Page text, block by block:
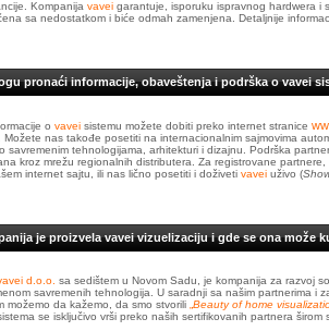
Kompanija vavei garantuje, isporuku ispravnog hardwera i
sa nedostatkom i biće odmah zamenjena. Detaljnije
pronaći informacije, obaveštenja i podrška o vavei
o vavei sistemu možete dobiti preko internet stranice
Možete nas takođe posetiti na internacionalnim sajmovima
savremenim tehnologijama, arhitekturi i dizajnu. Podrška
kroz mrežu regionalnih distributera. Za registrovane
internet sajtu, ili nas lično posetiti i doživeti vavei uživo (
je proizvela vavei vizuelizaciju i gde se ona može
d.o.o. sa sedištem u Novom Sadu, je kompanija za razvoj
savremenih tehnologija. U saradnji sa našim partnerima i
možemo da kažemo, da smo stvorili Beauty of home
se isključivo vrši preko naših sertifikovanih partnera